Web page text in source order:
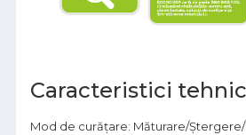
Caracteristici
Mod de curățare: Măturare/